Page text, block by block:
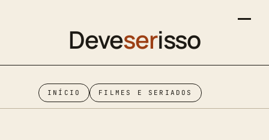
Deveserisso
INÍCIO FILMES E SERIADOS